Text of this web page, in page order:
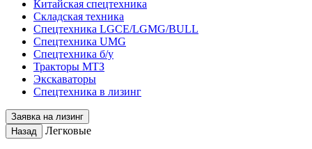
Китайская спецтехника
Складская техника
Спецтехника LGCE/LGMG/BULL
Спецтехника UMG
Спецтехника б/у
Тракторы МТЗ
Экскаваторы
Спецтехника в лизинг
Заявка на лизинг
Назад
Легковые